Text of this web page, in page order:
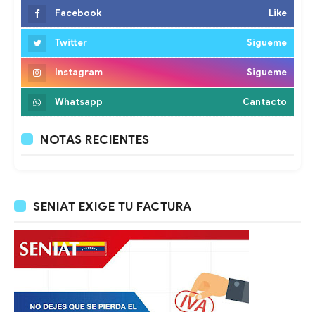
Facebook Like
Twitter Sigueme
Instagram Sigueme
Whatsapp Cantacto
NOTAS RECIENTES
SENIAT EXIGE TU FACTURA